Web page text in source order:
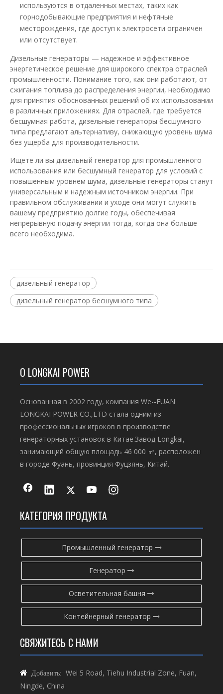
используются в отдаленных местах, таких как
горнодобывающие предприятия и нефтяные
месторождения, где доступ к электросети ограничен
или отсутствует.
Дизельные генераторы — надежное и эффективное
энергетическое решение для широкого спектра отраслей
промышленности. Понимание того, как они работают, от
сжигания топлива до распределения энергии, необходимо
для принятия обоснованных решений об их использовании
в различных приложениях. Для отраслей, где требуется
бесшумная работа, дизельные генераторы бесшумного
типа предлагают альтернативу, снижающую уровень шума
без ущерба для производительности.
Ищете ли вы дизельный генератор для промышленного
использования или бесшумный генератор для условий с
повышенным уровнем шума, дизельные генераторы станут
универсальным и надежным источником энергии. При
правильном обслуживании и уходе они могут служить
вашему предприятию долгие годы, обеспечивая
непрерывную подачу энергии тогда, когда она больше
всего необходима.
дизельный генератор
дизельный генератор бесшумного типа
О LONGKAI POWER
Основанная в 2002 году, компания We--FUAN
LONGKAI POWER CO.,LTD стала одним из
профессиональных игроков в производстве
генераторных установок в Китае.Завод Longkai,
занимающий общую площадь 46 000 ㎡, расположен
в городе Фуань, провинция Фуцзянь, Китай.
КАТЕГОРИЯ ПРОДУКТА
Промышленный генератор
Генератор
Осветительная башня
Контейнерный генератор
СВЯЖИТЕСЬ С НАМИ
 Добавить: Wei 5 Road, Tiehu Industrial Zone, Fuan,
Ningde, China